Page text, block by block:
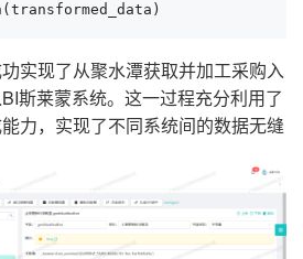
实现了从聚水潭获取并加工采购入
斯莱蒙系统。这一过程充分利用了
力，实现了不同系统间的数据无缝